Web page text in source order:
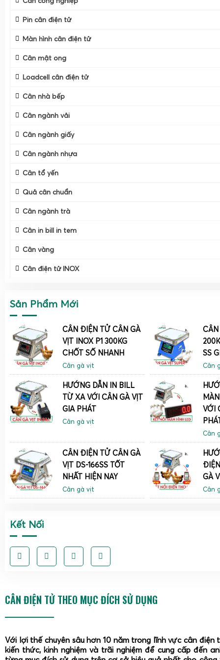
Pin cân điện tử
Màn hình cân điện tử
Cân mật ong
Loadcell cân điện tử
Cân nhà bếp
Cân ngành vải
Cân ngành giấy
Cân ngành nhựa
Cân tổ yến
Quả cân chuẩn
Cân ngành trà
Cân in bill in tem
Cân vàng
Cân điện tử INOX
Sản Phẩm Mới
CÂN ĐIỆN TỬ CÂN GÀ
VỊT INOX P1 300KG
CHỐT SỐ NHANH
Cân gà vịt
CÂN
SS
Cân
HƯỚNG DẪN IN BILL
TỪ XA VỚI CÂN GÀ VỊT
GIA PHÁT
Cân gà vịt
VỚI
Cân
CÂN ĐIỆN TỬ CÂN GÀ
VỊT DS-166SS TỐT
NHẤT HIỆN NAY
Cân gà vịt
GÀ
Cân
Kết Nối
Một trong những điểm nổi bật của
phẩm trở nên bền bỉ mà còn có khả năng chống ăn mòn
Khi sử dụng trong môi trường chuồng trại, nơi thường
xúc với các hóa chất tẩy rửa, việc lựa chọn inox chính là
minh. Những cân gà vịt inox này không chỉ dễ dàng vệ sinh
bị luôn mới và hoạt động tốt trong suốt thời gian sử dụng.
Cân gà vịt chống nước bền hơn trong điều kiện chuồng trại.
CÂN ĐIỆN TỬ THEO MỤC ĐÍCH SỬ DỤNG
Với lợi thế chuyên sâu hơn 10 năm trong lĩnh vực cân điện
kiến thức, kinh nghiệm và trãi nghiệm để cung cấp đến